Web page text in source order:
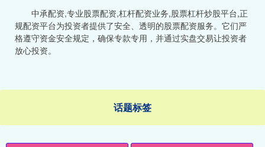
中承配资,专业股票配资,杠杆配资业务,股票杠杆炒股平台,正
规配资平台为投资者提供了安全、透明的股票配资服务。它们严
格遵守资金安全规定，确保专款专用，并通过实盘交易让投资者
放心投资。
话题标签